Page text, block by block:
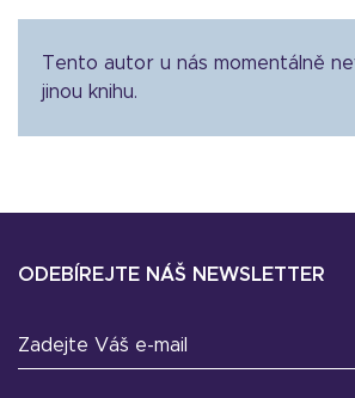
Tento autor u nás momentálně
jinou knihu.
ODEBÍREJTE NÁŠ NEWSLETTER
Zadejte Váš e-mail